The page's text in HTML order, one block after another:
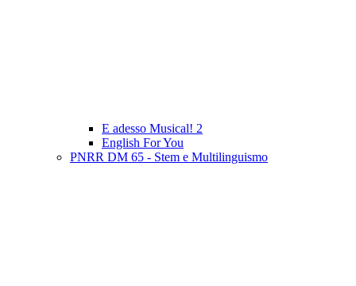
E adesso Musical! 2
English For You
PNRR DM 65 - Stem e Multilinguismo